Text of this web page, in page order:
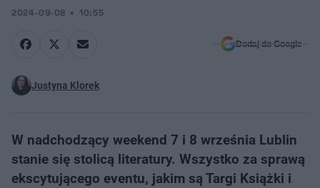
2024-09-08 10:55
Dodaj do Google
Justyna Klorek
W nadchodzący weekend 7 i 8 września Lublin
stanie się stolicą literatury. Wszystko za sprawą
ekscytującego eventu, jakim są Targi Książki i